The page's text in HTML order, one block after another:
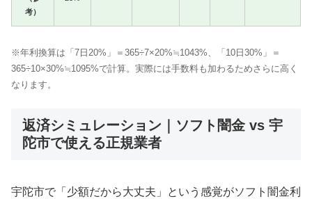
考）
※年利換算は「7日20%」＝365÷7×20%≒1043%、「10日30%」＝
365÷10×30%≒1095%で計算。実際には手数料も加わるためさらに高く
なります。
返済シミュレーション｜ソフト闇金 vs 宇
陀市で使える正規業者
宇陀市で「少額だから大丈夫」という感覚がソフト闇金利